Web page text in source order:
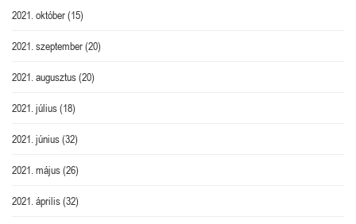
2021. október(15)
2021. szeptember(20)
2021. augusztus(20)
2021. július(18)
2021. június(32)
2021. május(26)
2021. április(32)